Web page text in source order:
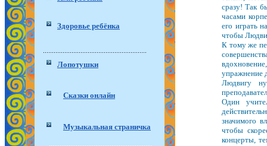
Здоровье ребёнка
Лопотушки
Сказки онлайн
Музыкальная страничка
сразу! Так
часами
его играть
чтобы
К тому же
упражнение
Людвигу
Один
значимого
чтобы
концерты,